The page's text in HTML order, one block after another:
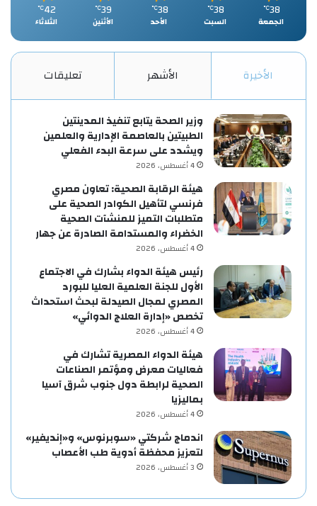
38
℃
الجمعة
38
℃
السبت
38
℃
الأحد
39
℃
الأثنين
42
℃
الثلاثاء
الأخيرة الأشهر تعليقات
وزير الصحة يتابع تنفيذ المدينتين
الطبيتين بالعاصمة الإدارية والعلمين
ويشدد على سرعة البدء الفعلي
4 أغسطس، 2026
هيئة الرقابة الصحية: تعاون مصري
فرنسي لتأهيل الكوادر الصحية على
متطلبات التميز للمنشآت الصحية
الخضراء والمستدامة الصادرة عن جهار
4 أغسطس، 2026
رئيس هيئة الدواء بشارك في الاجتماع
الأول للجنة العلمية العليا للبورد
المصري لمجال الصيدلة لبحث استحداث
تخصص «إدارة العلاج الدوائي»
4 أغسطس، 2026
هيئة الدواء المصرية تشارك في
فعاليات معرض ومؤتمر الصناعات
الصحية لرابطة دول جنوب شرق آسيا
بماليزيا
4 أغسطس، 2026
اندماج شركتي «سوبرنوس» و«إنديفير»
لتعزيز محفظة أدوية طب الأعصاب
3 أغسطس، 2026